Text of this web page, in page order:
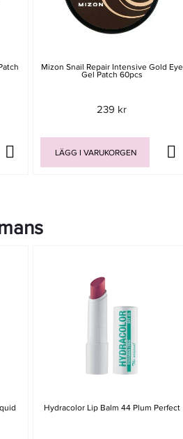
Mizon Snail Repair Intensive Gold Eye
Gel Patch 60pcs
239 kr
LÄGG I VARUKORGEN
Hydracolor Lip Balm 44 Plum Perfect